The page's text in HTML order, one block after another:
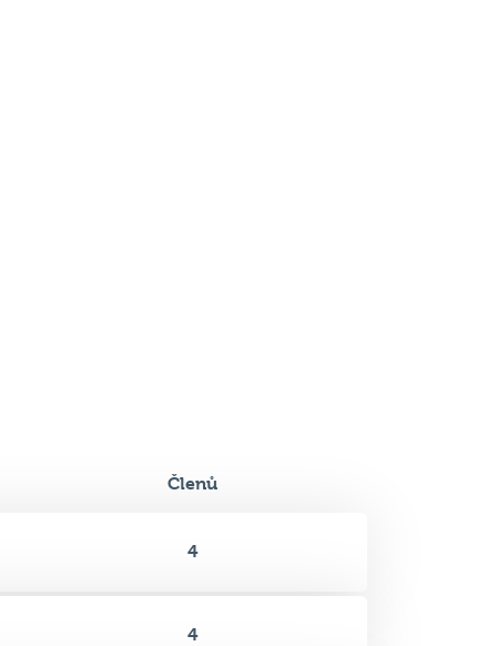
Členů
4
4